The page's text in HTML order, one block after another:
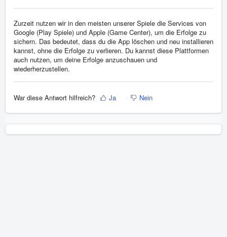
Zurzeit nutzen wir in den meisten unserer Spiele die Services von
Google (Play Spiele) und Apple (Game Center), um die Erfolge zu
sichern. Das bedeutet, dass du die App löschen und neu installieren
kannst, ohne die Erfolge zu verlieren. Du kannst diese Plattformen
auch nutzen, um deine Erfolge anzuschauen und
wiederherzustellen.
War diese Antwort hilfreich? Ja Nein